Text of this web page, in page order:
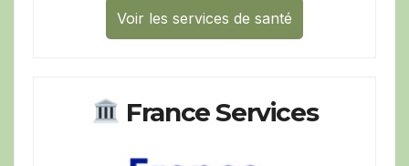
Voir les services de santé
France Services